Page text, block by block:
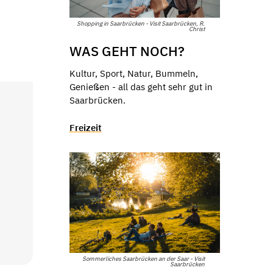
Shopping in Saarbrücken - Visit Saarbrücken, R.
Christ
WAS GEHT NOCH?
Kultur, Sport, Natur, Bummeln,
Genießen - all das geht sehr gut in
Saarbrücken.
Freizeit
Sommerliches Saarbrücken an der Saar - Visit
Saarbrücken